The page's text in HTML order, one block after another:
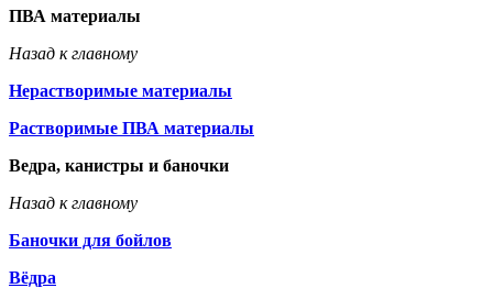
ПВА материалы
Назад к главному
Нерастворимые материалы
Растворимые ПВА материалы
Ведра, канистры и баночки
Назад к главному
Баночки для бойлов
Вёдра